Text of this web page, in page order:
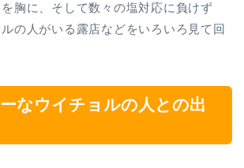
胸に、そして数々の塩対応に負けず
ルの人がいる露店などをいろいろ見て回
なウイチョルの人との出